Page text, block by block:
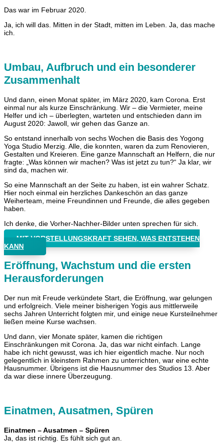
Das war im Februar 2020.
Ja, ich will das. Mitten in der Stadt, mitten im Leben. Ja, das mache
ich.
Umbau, Aufbruch und ein besonderer
Zusammenhalt
Und dann, einen Monat später, im März 2020, kam Corona. Erst
einmal nur als kurze Einschränkung. Wir – die Vermieter, meine
Helfer und ich – überlegten, warteten und entschieden dann im
August 2020: Jawoll, wir gehen das Ganze an.
So entstand innerhalb von sechs Wochen die Basis des Yogong
Yoga Studio Merzig. Alle, die konnten, waren da zum Renovieren,
Gestalten und Kreieren. Eine ganze Mannschaft an Helfern, die nur
fragte: „Was können wir machen? Was ist jetzt zu tun?“ Ja klar, wir
sind da, machen wir.
So eine Mannschaft an der Seite zu haben, ist ein wahrer Schatz.
Hier noch einmal ein herzliches Dankeschön an das ganze
Weiherteam, meine Freundinnen und Freunde, die alles gegeben
haben.
Ich denke, die Vorher-Nachher-Bilder unten sprechen für sich.
MIT VORSTELLUNGSKRAFT SEHEN, WAS ENTSTEHEN
KANN
Eröffnung, Wachstum und die ersten
Herausforderungen
Der nun mit Freude verkündete Start, die Eröffnung, war gelungen
und erfolgreich. Viele meiner bisherigen Yogis aus mittlerweile
sechs Jahren Unterricht folgten mir, und einige neue Kursteilnehmer
ließen meine Kurse wachsen.
Und dann, vier Monate später, kamen die richtigen
Einschränkungen mit Corona. Ja, das war nicht einfach. Lange
habe ich nicht gewusst, was ich hier eigentlich mache. Nur noch
gelegentlich in kleinstem Rahmen zu unterrichten, war eine echte
Hausnummer. Übrigens ist die Hausnummer des Studios 13. Aber
da war diese innere Überzeugung.
Einatmen, Ausatmen, Spüren
Einatmen – Ausatmen – Spüren
Ja, das ist richtig. Es fühlt sich gut an.